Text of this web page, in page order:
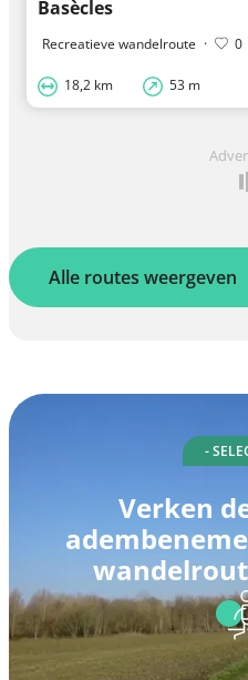
Basècles
Recreatieve wandelroute · 0
18,2 km 53 m
Alle routes weergeven
-
Verken